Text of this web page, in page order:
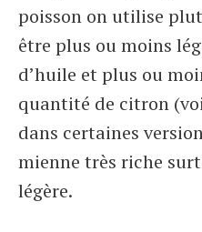
poisson on utilise
être plus ou moins
d’huile et plus ou
quantité de citron
dans certaines
mienne très riche
légère.